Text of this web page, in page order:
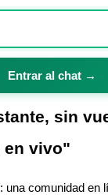
Entrar al chat →
sin
en vivo"
una comunidad en